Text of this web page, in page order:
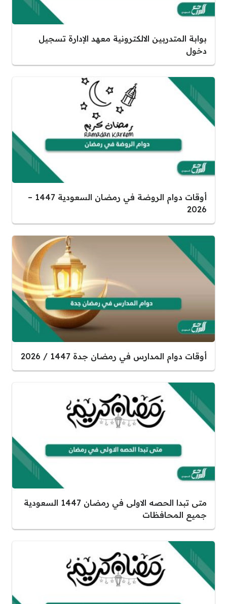
بوابة المتدربين الالكترونية معهد الإدارة تسجيل
دخول
أوقات دوام الروضة في رمضان السعودية 1447 –
2026
أوقات دوام المدارس في رمضان جدة 1447 / 2026
متى تبدا الحصه الاولى في رمضان 1447 السعودية
جميع المحافظات